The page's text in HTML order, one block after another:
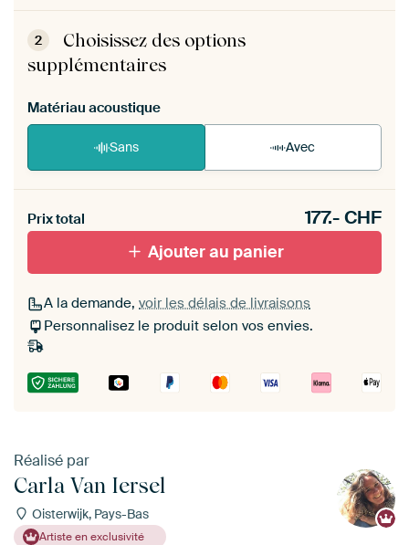
ArtFrame est facile à monter soi-même.Voir
les instructions d'auto-assemblage
2
supplémentaires
Matériau acoustique
Sans Avec
materiaal toe aan je ArtFrame set.
Prix total 177.-CHF
Ajouter au panier
A la demande, voir les délais de livraisons
Personnalisez le produit selon vos envies.
Réalisé par
Carla Van Iersel
Oisterwijk, Pays-Bas
Artiste en exclusivité